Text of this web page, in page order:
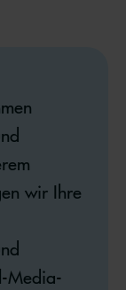
wir Ihre
Media-